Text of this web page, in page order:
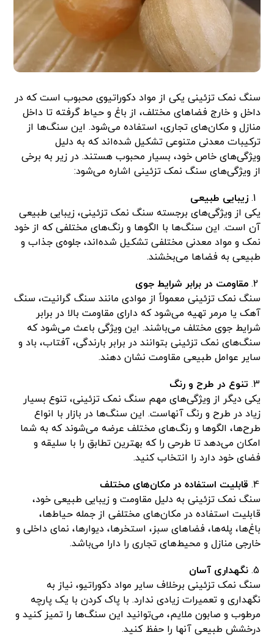
سنگ نمک تزئینی یکی از مواد دکوراتیوی محبوب است که در
داخل و خارج فضاهای مختلف، از باغ و حیاط گرفته تا داخل
منازل و مکان‌های تجاری، استفاده می‌شود. این سنگ‌ها از
ترکیبات معدنی متنوعی تشکیل شده‌اند که به دلیل
ویژگی‌های خاص خود، بسیار محبوب هستند. در زیر به برخی
از ویژگی‌های سنگ نمک تزئینی اشاره می‌شود:
زیبایی طبیعی
یکی از ویژگی‌های برجسته سنگ نمک تزئینی، زیبایی طبیعی
آن است. این سنگ‌ها با الگوها و رنگ‌های مختلفی که از خود
نمک و مواد معدنی مختلفی تشکیل شده‌اند، جلوه‌ی جذاب و
طبیعی به فضاها می‌بخشند.
مقاومت در برابر شرایط جوی
سنگ نمک تزئینی معمولاً از موادی مانند سنگ گرانیت، سنگ
آهک یا مرمر تهیه می‌شود که دارای مقاومت بالا در برابر
شرایط جوی مختلف می‌باشند. این ویژگی باعث می‌شود که
سنگ‌های نمک تزئینی بتوانند در برابر بارندگی، آفتاب، باد و
سایر عوامل طبیعی مقاومت نشان دهند.
تنوع در طرح و رنگ
یکی دیگر از ویژگی‌های مهم سنگ نمک تزئینی، تنوع بسیار
زیاد در طرح و رنگ آنهاست. این سنگ‌ها در بازار با انواع
طرح‌ها، الگوها و رنگ‌های مختلف عرضه می‌شوند که به شما
امکان می‌دهد تا طرحی را که بهترین تطابق را با سلیقه و
فضای خود دارد را انتخاب کنید.
قابلیت استفاده در مکان‌های مختلف
سنگ نمک تزئینی به دلیل مقاومت و زیبایی طبیعی خود،
قابلیت استفاده در مکان‌های مختلفی از جمله حیاط‌ها،
باغ‌ها، پله‌ها، فضاهای سبز، استخرها، دیوارها، نمای داخلی و
خارجی منازل و محیط‌های تجاری را دارا می‌باشد.
نگهداری آسان
سنگ نمک تزئینی برخلاف سایر مواد دکوراتیو، نیاز به
نگهداری و تعمیرات زیادی ندارد. با پاک کردن با یک پارچه
مرطوب و صابون ملایم، می‌توانید این سنگ‌ها را تمیز کنید و
درخشش طبیعی آنها را حفظ کنید.